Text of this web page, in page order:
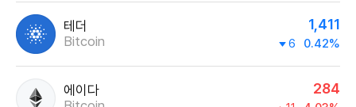
테더
Bitcoin
1,411
6 0.42%
에이다
284